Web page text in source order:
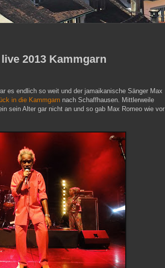
2013 Kammgarn
es endlich so weit und der jamaikanische Sänger Max
in die Kammgarn nach Schaffhausen. Mittlerweile
sein Alter gar nicht an und so gab Max Romeo wie vor